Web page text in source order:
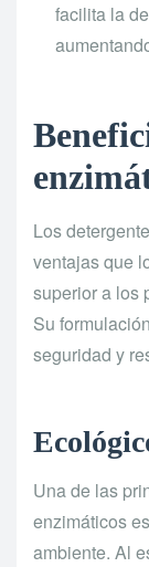
facilita la
Los
ventajas que
superior a los
Su
seguridad y
Una de las
enzimáticos
ambiente. Al